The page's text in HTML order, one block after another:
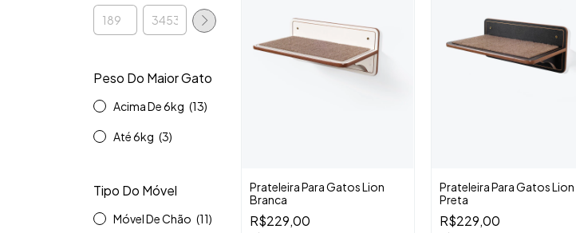
Peso Do Maior Gato
Acima De 6kg (13)
Até 6kg (3)
Tipo Do Móvel
Móvel De Chão (11)
Prateleira Para Gatos Lion
Branca
R$229,00
Prateleira Para Gatos Lion
Preta
R$229,00